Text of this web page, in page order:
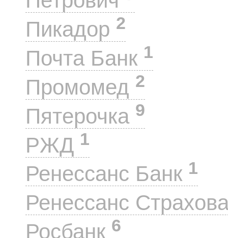
Пикадор 2
Почта Банк 1
Промомед 2
Пятерочка 9
РЖД 1
Ренессанс Банк 1
Ренессанс
Росбанк 6